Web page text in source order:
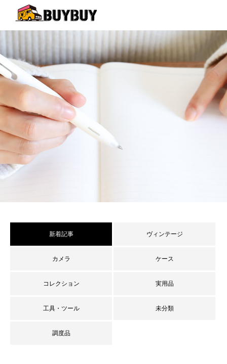
新着記事 ヴィンテージ
カメラ ケース
コレクション 実用品
工具・ツール 未分類
調度品